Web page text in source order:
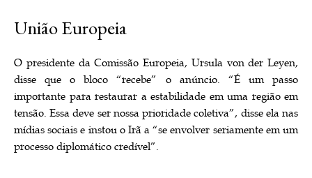
União Europeia
O presidente da Comissão Europeia, Ursula von der Leyen,
disse que o bloco “recebe” o anúncio. “É um passo
importante para restaurar a estabilidade em uma região em
tensão. Essa deve ser nossa prioridade coletiva”, disse ela nas
mídias sociais e instou o Irã a “se envolver seriamente em um
processo diplomático credível”.